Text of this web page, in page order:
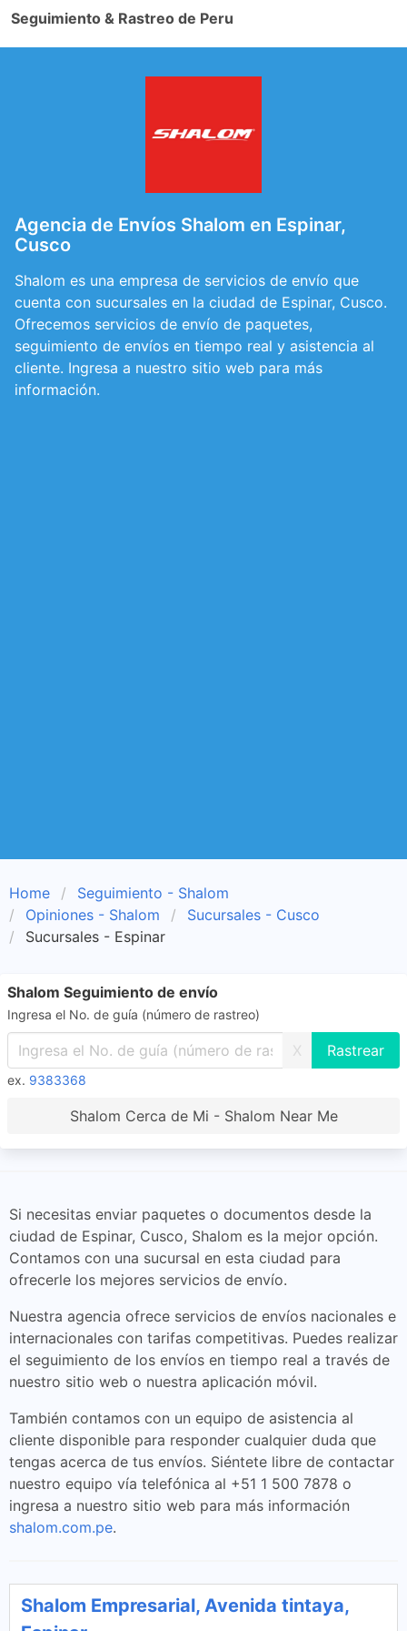
Seguimiento & Rastreo de Peru
Agencia de Envíos Shalom en Espinar,
Cusco
Shalom es una empresa de servicios de envío que
cuenta con sucursales en la ciudad de Espinar, Cusco.
Ofrecemos servicios de envío de paquetes,
seguimiento de envíos en tiempo real y asistencia al
cliente. Ingresa a nuestro sitio web para más
información.
Home
Seguimiento - Shalom
Opiniones - Shalom
Sucursales - Cusco
Sucursales - Espinar
Shalom Seguimiento de envío
Ingresa el No. de guía (número de rastreo)
X
ex. 9383368
Shalom Cerca de Mi - Shalom Near Me
Si necesitas enviar paquetes o documentos desde la
ciudad de Espinar, Cusco, Shalom es la mejor opción.
Contamos con una sucursal en esta ciudad para
ofrecerle los mejores servicios de envío.
Nuestra agencia ofrece servicios de envíos nacionales e
internacionales con tarifas competitivas. Puedes realizar
el seguimiento de los envíos en tiempo real a través de
nuestro sitio web o nuestra aplicación móvil.
También contamos con un equipo de asistencia al
cliente disponible para responder cualquier duda que
tengas acerca de tus envíos. Siéntete libre de contactar
nuestro equipo vía telefónica al +51 1 500 7878 o
ingresa a nuestro sitio web para más información
shalom.com.pe.
Shalom Empresarial, Avenida tintaya,